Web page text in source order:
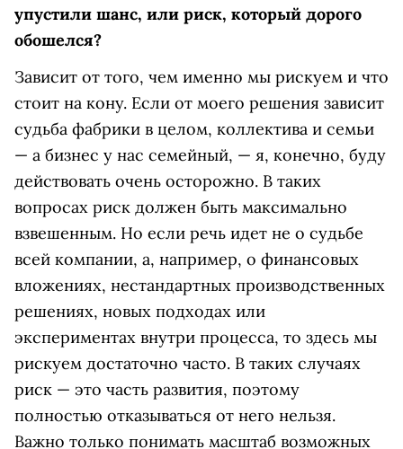
упустили шанс, или риск, который дорого
обошелся?
Зависит от того, чем именно мы рискуем и что
стоит на кону. Если от моего решения зависит
судьба фабрики в целом, коллектива и семьи
— а бизнес у нас семейный, — я, конечно, буду
действовать очень осторожно. В таких
вопросах риск должен быть максимально
взвешенным. Но если речь идет не о судьбе
всей компании, а, например, о финансовых
вложениях, нестандартных производственных
решениях, новых подходах или
экспериментах внутри процесса, то здесь мы
рискуем достаточно часто. В таких случаях
риск — это часть развития, поэтому
полностью отказываться от него нельзя.
Важно только понимать масштаб возможных